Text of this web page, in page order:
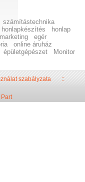
számítástechnika
honlapkészítés
honlap
egér
online áruház
épületgépészet Monitor
szabályzata::
Part